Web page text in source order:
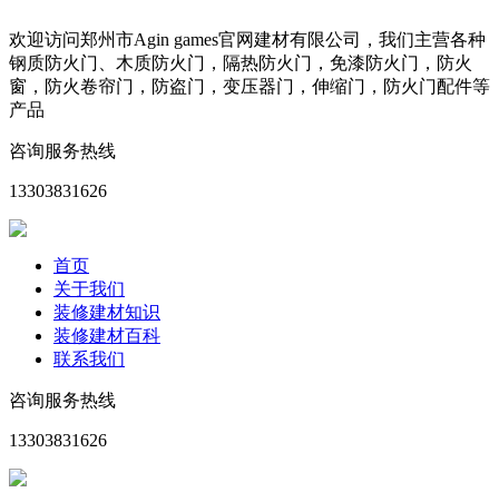
欢迎访问郑州市Agin games官网建材有限公司，我们主营各种
钢质防火门、木质防火门，隔热防火门，免漆防火门，防火
窗，防火卷帘门，防盗门，变压器门，伸缩门，防火门配件等
产品
咨询服务热线
13303831626
首页
关于我们
装修建材知识
装修建材百科
联系我们
咨询服务热线
13303831626